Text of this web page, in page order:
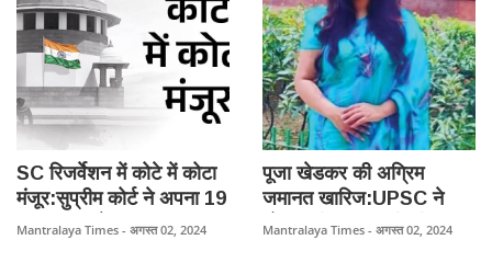
SC रिजर्वेशन में कोटे में कोटा
मंजूर:सुप्रीम कोर्ट ने अपना 19
साल पुराना फैसला पलटा,
Mantralaya Times - अगस्त 02, 2024
पूजा खेडकर की अग्रिम
जमानत खारिज:UPSC ने
धोखाधड़ी-जालसाजी की FIR
Mantralaya Times - अगस्त 02, 2024